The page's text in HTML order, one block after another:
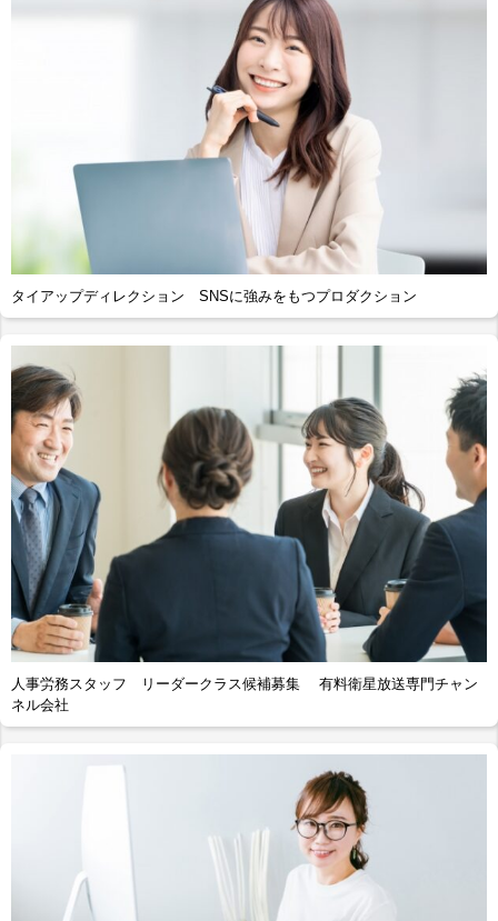
タイアップディレクション SNSに強みをもつプロダクション
人事労務スタッフ リーダークラス候補募集 有料衛星放送専門チャン
ネル会社